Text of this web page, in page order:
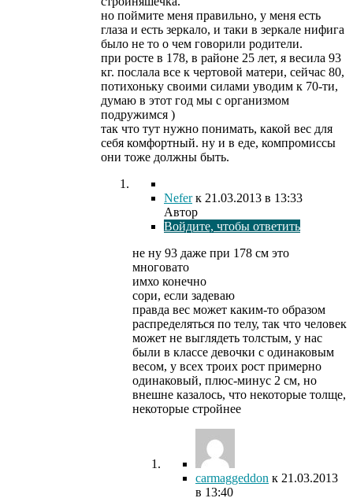
но поймите меня правильно, у меня есть
глаза и есть зеркало, и таки в зеркале нифига
было не то о чем говорили родители.
при росте в 178, в районе 25 лет, я весила 93
кг. послала все к чертовой матери, сейчас 80,
потихоньку своими силами уводим к 70-ти,
думаю в этот год мы с организмом
подружимся )
так что тут нужно понимать, какой вес для
себя комфортный. ну и в еде, компромиссы
они тоже должны быть.
Neferк 21.03.2013 в 13:33
Автор
Войдите, чтобы ответить
не ну 93 даже при 178 см это
многовато
имхо конечно
сори, если задеваю
правда вес может каким-то образом
распределяться по телу, так что человек
может не выглядеть толстым, у нас
были в классе девочки с одинаковым
весом, у всех троих рост примерно
одинаковый, плюс-минус 2 см, но
внешне казалось, что некоторые толще,
некоторые стройнее
carmaggeddon к 21.03.2013
в 13:40